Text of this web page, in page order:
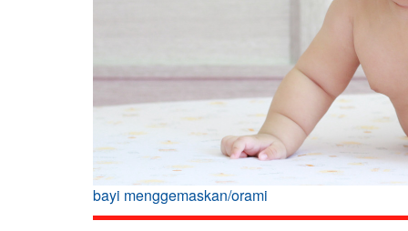
bayi menggemaskan/orami